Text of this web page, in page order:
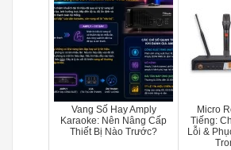
Vang Số Hay Amply
Karaoke: Nên Nâng Cấp
Thiết Bị Nào Trước?
Micro
Tiếng:
Lỗi &